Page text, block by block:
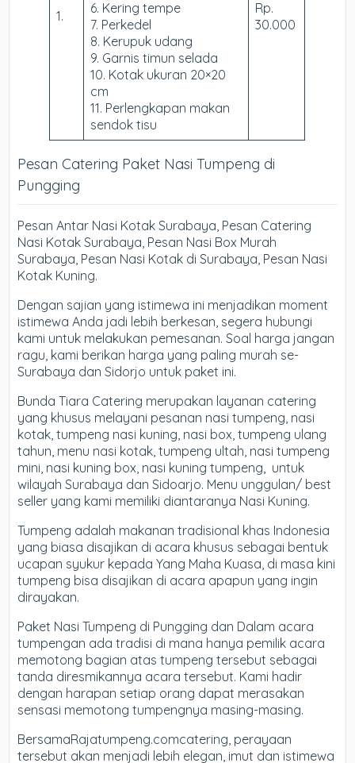
1.
6. Kering tempe
7. Perkedel
8. Kerupuk udang
9. Garnis timun selada
10. Kotak ukuran 20×20
cm
11. Perlengkapan makan
sendok tisu
Rp.
30.000
Pesan Catering Paket Nasi Tumpeng di
Pungging
Pesan Antar Nasi Kotak Surabaya, Pesan Catering
Nasi Kotak Surabaya, Pesan Nasi Box Murah
Surabaya, Pesan Nasi Kotak di Surabaya, Pesan Nasi
Kotak Kuning.
Dengan sajian yang istimewa ini menjadikan moment
istimewa Anda jadi lebih berkesan, segera hubungi
kami untuk melakukan pemesanan. Soal harga jangan
ragu, kami berikan harga yang paling murah se-
Surabaya dan Sidorjo untuk paket ini.
Bunda Tiara Catering merupakan layanan catering
yang khusus melayani pesanan nasi tumpeng, nasi
kotak, tumpeng nasi kuning, nasi box, tumpeng ulang
tahun, menu nasi kotak, tumpeng ultah, nasi tumpeng
mini, nasi kuning box, nasi kuning tumpeng, ​ untuk
wilayah Surabaya dan Sidoarjo. Menu unggulan/ best
seller yang kami memiliki diantaranya Nasi Kuning.
Tumpeng adalah makanan tradisional khas Indonesia
yang biasa disajikan di acara khusus sebagai bentuk
ucapan syukur kepada Yang Maha Kuasa, di masa kini
tumpeng bisa disajikan di acara apapun yang ingin
dirayakan.
Paket Nasi Tumpeng di Pungging dan Dalam acara
tumpengan ada tradisi di mana hanya pemilik acara
memotong bagian atas tumpeng tersebut sebagai
tanda diresmikannya acara tersebut. Kami hadir
dengan harapan setiap orang dapat merasakan
sensasi memotong tumpengnya masing-masing.
BersamaRajatumpeng.comcatering, perayaan
tersebut akan menjadi lebih elegan, imut dan istimewa